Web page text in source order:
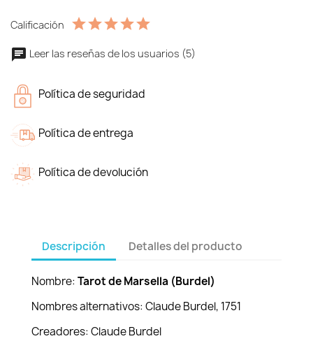
Calificación
Leer las reseñas de los usuarios (5)
Política de seguridad
Política de entrega
Política de devolución
Descripción Detalles del producto
Nombre: Tarot de Marsella (Burdel)
Nombres alternativos: Claude Burdel, 1751
Creadores: Claude Burdel